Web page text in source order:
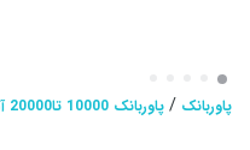
پاوربانک / پاوربانک 10000 تا20000 آمپر